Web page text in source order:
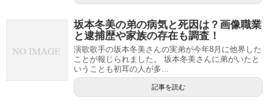
坂本冬美の弟の病気と死因は？画像職業
と逮捕歴や家族の存在も調査！
演歌歌手の坂本冬美さんの実弟が今年8月に他界した
ことが報じられました。 坂本冬美さんに弟がいたと
いうことも初耳の人が多...
記事を読む